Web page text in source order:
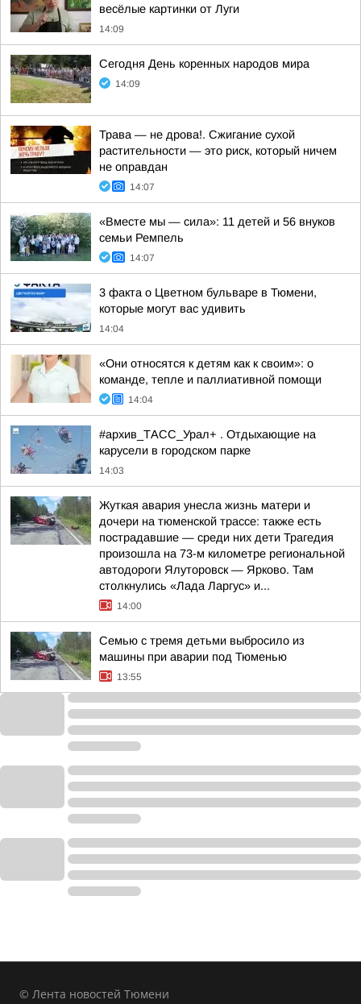
весёлые картинки от Луги
14:09
Сегодня День коренных народов мира
14:09
Трава — не дрова!. Сжигание сухой
растительности — это риск, который ничем
не оправдан
14:07
«Вместе мы — сила»: 11 детей и 56 внуков
семьи Ремпель
14:07
3 факта о Цветном бульваре в Тюмени,
которые могут вас удивить
14:04
«Они относятся к детям как к своим»: о
команде, тепле и паллиативной помощи
14:04
#архив_ТАСС_Урал+ . Отдыхающие на
карусели в городском парке
14:03
Жуткая авария унесла жизнь матери и
дочери на тюменской трассе: также есть
пострадавшие — среди них дети Трагедия
произошла на 73-м километре региональной
автодороги Ялуторовск — Ярково. Там
столкнулись «Лада Ларгус» и...
14:00
Семью с тремя детьми выбросило из
машины при аварии под Тюменью
13:55
© Лента новостей Тюмени